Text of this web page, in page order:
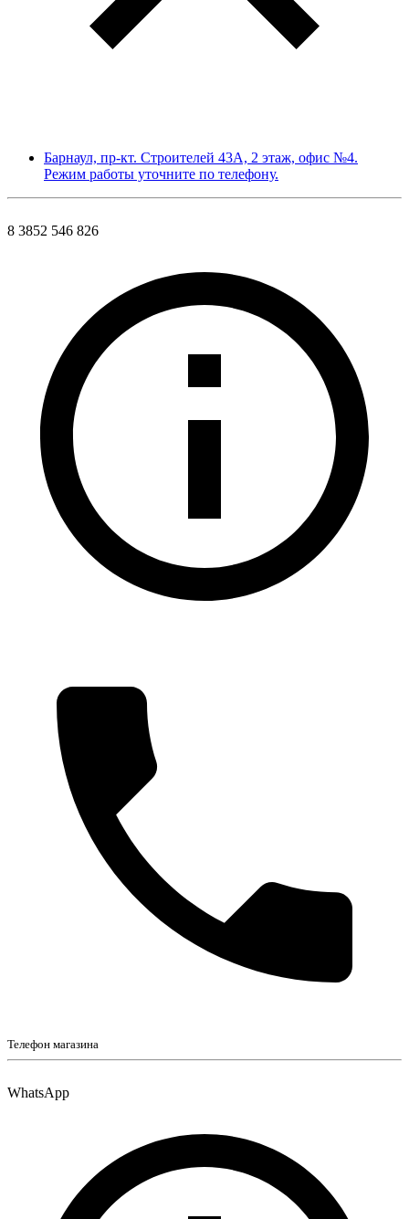
Барнаул, пр-кт. Строителей 43А, 2 этаж, офис №4.
Режим работы уточните по телефону.
8 3852 546 826
Телефон магазина
WhatsApp